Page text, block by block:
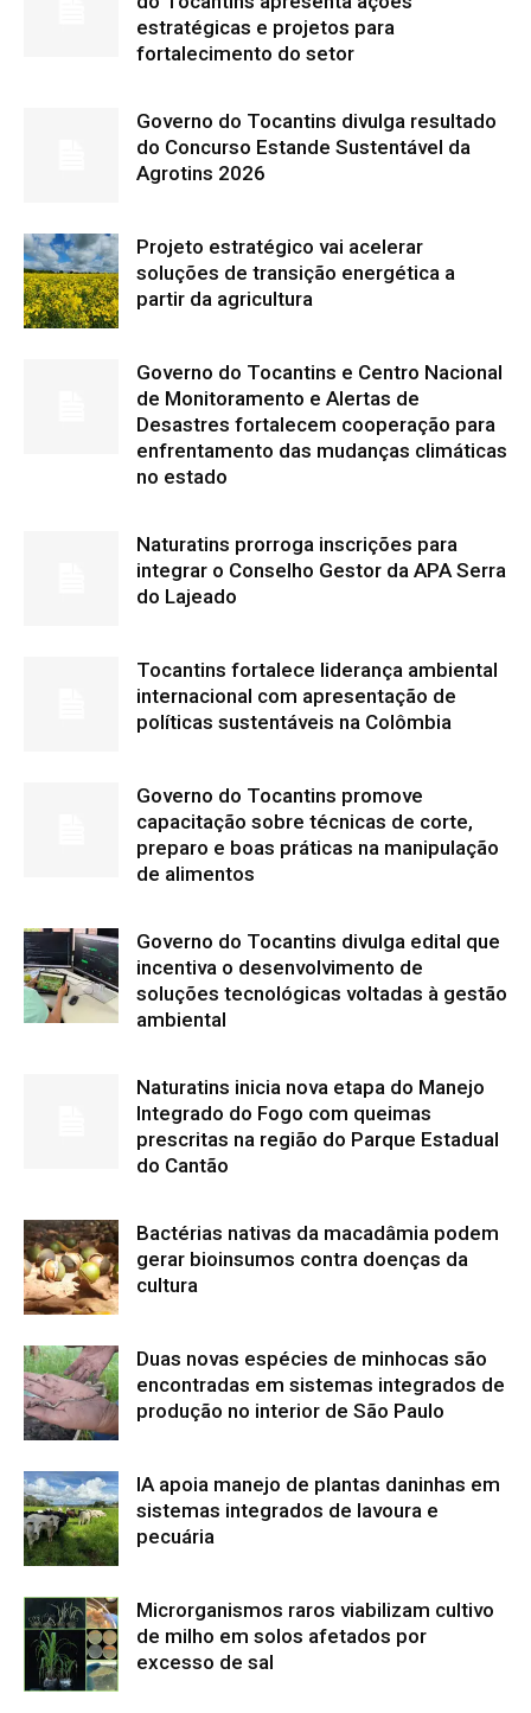
estratégicas e projetos para
fortalecimento do setor
Governo do Tocantins divulga resultado
do Concurso Estande Sustentável da
Agrotins 2026
Projeto estratégico vai acelerar
soluções de transição energética a
partir da agricultura
Governo do Tocantins e Centro Nacional
de Monitoramento e Alertas de
Desastres fortalecem cooperação para
enfrentamento das mudanças climáticas
no estado
Naturatins prorroga inscrições para
integrar o Conselho Gestor da APA Serra
do Lajeado
Tocantins fortalece liderança ambiental
internacional com apresentação de
políticas sustentáveis na Colômbia
Governo do Tocantins promove
capacitação sobre técnicas de corte,
preparo e boas práticas na manipulação
de alimentos
Governo do Tocantins divulga edital que
incentiva o desenvolvimento de
soluções tecnológicas voltadas à gestão
ambiental
Naturatins inicia nova etapa do Manejo
Integrado do Fogo com queimas
prescritas na região do Parque Estadual
do Cantão
Bactérias nativas da macadâmia podem
gerar bioinsumos contra doenças da
cultura
Duas novas espécies de minhocas são
encontradas em sistemas integrados de
produção no interior de São Paulo
IA apoia manejo de plantas daninhas em
sistemas integrados de lavoura e
pecuária
Microrganismos raros viabilizam cultivo
de milho em solos afetados por
excesso de sal